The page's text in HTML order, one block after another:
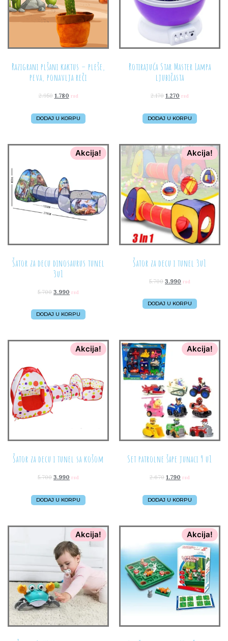
Razigrani plšani kaktus – pleše,
peva, ponavlja reči
2.950 1.780 rsd
DODAJ U KORPU
Rotirajuća Star Master Lampa
ljubičasta
2.170 1.270 rsd
DODAJ U KORPU
Akcija!
Šator za decu dinosaurus tunel
3u1
5.700 3.990 rsd
DODAJ U KORPU
Akcija!
Šator za decu i tunel 3u1
5.700 3.990 rsd
DODAJ U KORPU
Akcija!
Šator za decu i tunel sa košom
5.700 3.990 rsd
DODAJ U KORPU
Akcija!
Set patrolne šape junaci 9 u1
2.670 1.790 rsd
DODAJ U KORPU
Akcija! Akcija!